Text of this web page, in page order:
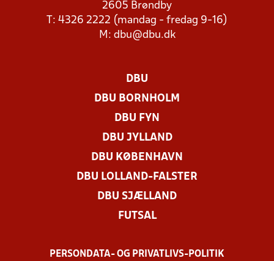
2605 Brøndby
T: 4326 2222 (mandag - fredag 9-16)
M: dbu@dbu.dk
DBU
DBU BORNHOLM
DBU FYN
DBU JYLLAND
DBU KØBENHAVN
DBU LOLLAND-FALSTER
DBU SJÆLLAND
FUTSAL
PERSONDATA- OG PRIVATLIVS-POLITIK